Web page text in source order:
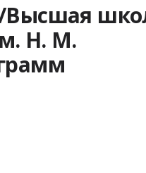
Высшая
Н. М.